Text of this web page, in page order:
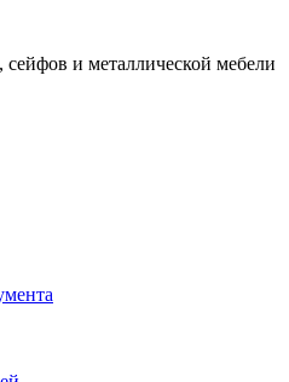
и металлической мебели